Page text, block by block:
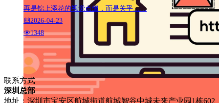
再是锦上添花的视觉点缀，而是关乎……
2026-04-23
1348
联系方式
深圳总部
地址：深圳市宝安区航城街道航城智谷中城未来产业园1栋602